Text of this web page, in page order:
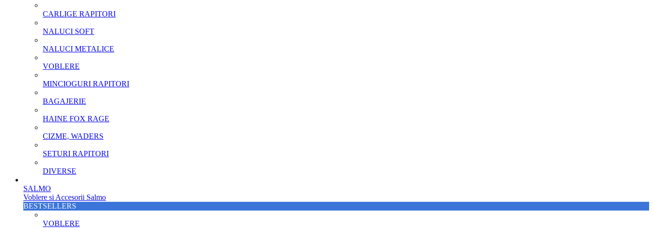
CARLIGE RAPITORI
NALUCI SOFT
NALUCI METALICE
VOBLERE
MINCIOGURI RAPITORI
BAGAJERIE
HAINE FOX RAGE
CIZME, WADERS
SETURI RAPITORI
DIVERSE
SALMO
Voblere si Accesorii Salmo
BESTSELLERS
VOBLERE